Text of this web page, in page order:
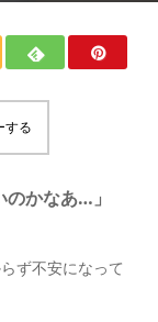
する
かなあ…」
ず不安になって